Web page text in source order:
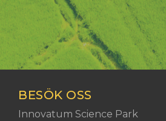
BESÖK OSS
Besöksadress:
Innovatum Science Park